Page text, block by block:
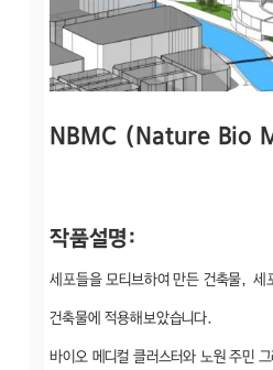
NBMC (Nature Bio
작품설명:
세포들을 모티브하여 만든 건축물, 세
건축물에 적용해보았습니다.
바이오 메디컬 클러스터와 노원 주민